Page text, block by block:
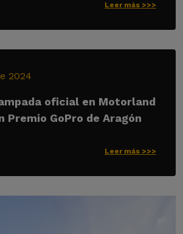
Leer más >>>
2024
oficial en Motorland
Premio GoPro de Aragón
Leer más >>>